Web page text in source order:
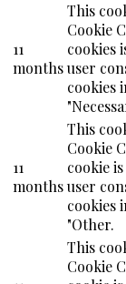
11
months
This
Cookie
cookies
user
cookies
11
months
This
Cookie
cookie
user
cookies
"Other.
This
Cookie